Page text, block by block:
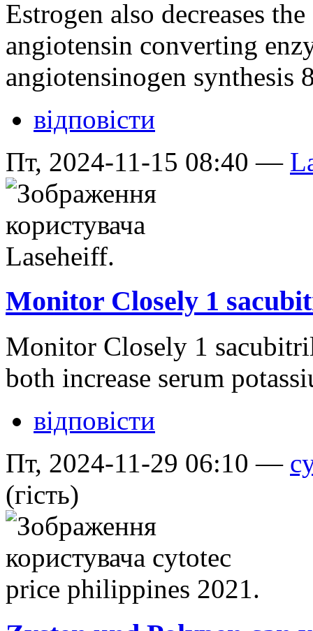
Estrogen also decreases
angiotensin converting
angiotensinogen synthesis
відповісти
Пт, 2024-11-15 08:40 —
Monitor Closely 1
Monitor Closely 1
both increase serum
відповісти
Пт, 2024-11-29 06:10 —
(гість)